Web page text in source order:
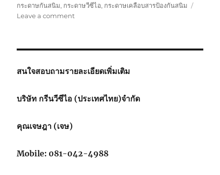
กระดาษกันสนิม, กระดาษวีซีไอ, กระดาษเคลือบสารป้องกันสนิม
Leave a commenton
สนใจสอบถามรายละเอียดเพิ่มเติม
บริษัท กรีนวีซีไอ (ประเทศไทย)จำกัด
คุณเจษฎา (เจษ)
Mobile: 081-042-4988